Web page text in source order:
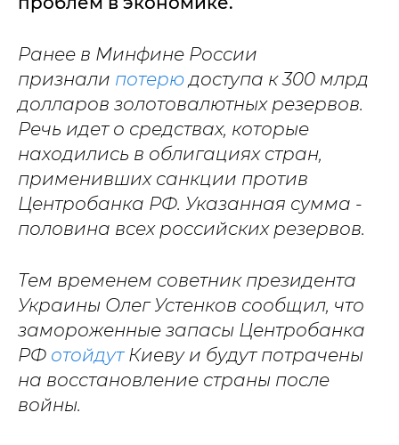
Ранее в Минфине России
признали потерюдоступа к 300 млрд
долларов золотовалютных резервов.
Речь идет о средствах, которые
находились в облигациях стран,
применивших санкции против
Центробанка РФ. Указанная сумма -
половина всех российских резервов.
Тем временем советник президента
Украины Олег Устенков сообщил, что
замороженные запасы Центробанка
РФ отойдутКиеву и будут потрачены
на восстановление страны после
войны.